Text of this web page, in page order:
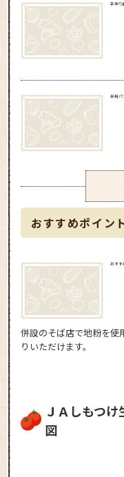
手作り
米粉パ
おすすめポイン
おすす
併設のそば店で地粉を使
りいただけます。
ＪＡしもつ
図